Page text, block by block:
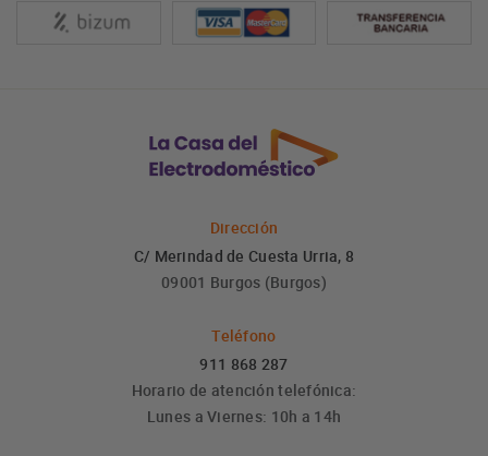
Dirección
C/ Merindad de Cuesta Urria, 8
09001 Burgos (Burgos)
Teléfono
911 868 287
Horario de atención telefónica:
Lunes a Viernes: 10h a 14h